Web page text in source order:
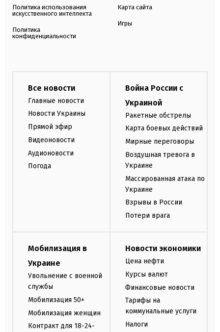
Политика использования
искусственного интеллекта
Политика
конфиденциальности
Карта сайта
Игры
Все новости
Главные новости
Новости Украины
Прямой эфир
Видеоновости
Аудионовости
Погода
Война России с
Украиной
Ракетные обстрелы
Карта боевых действий
Мирные переговоры
Воздушная тревога в
Украине
Массированная атака по
Украине
Взрывы в России
Потери врага
Мобилизация в
Украине
Увольнение с военной
службы
Мобилизация 50+
Мобилизация женщин
Контракт для 18-24-
Новости экономики
Цена нефти
Курсы валют
Финансовые новости
Тарифы на
коммунальные услуги
Налоги